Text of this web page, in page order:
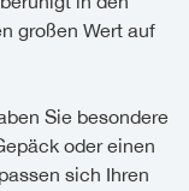
großen Wert auf
Sie besondere
oder einen
sich Ihren